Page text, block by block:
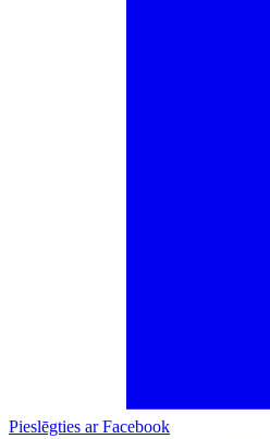
Pieslēgties ar Facebook